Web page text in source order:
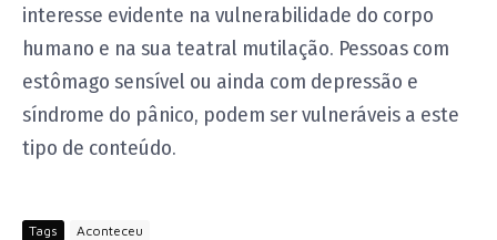
interesse evidente na vulnerabilidade do corpo
humano e na sua teatral mutilação. Pessoas com
estômago sensível ou ainda com depressão e
síndrome do pânico, podem ser vulneráveis a este
tipo de conteúdo.
Tags Aconteceu